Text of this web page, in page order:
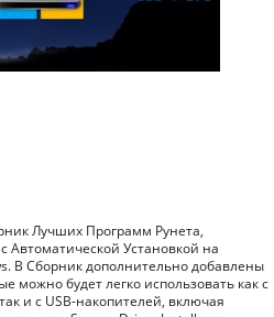
Лучших Программ Рунета,
Автоматической Установкой на
В Сборник дополнительно добавлены
можно будет легко использовать как с
и с USB-накопителей, включая